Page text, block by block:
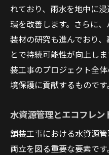
れており、雨水を地中に
環を改善します。さらに
装材の研究も進んでおり
とで持続可能性が向上し
装工事のプロジェクト全
境保護に貢献するものです。
水資源管理とエコフレン
舗装工事における水資源
両立を図る重要な要素で